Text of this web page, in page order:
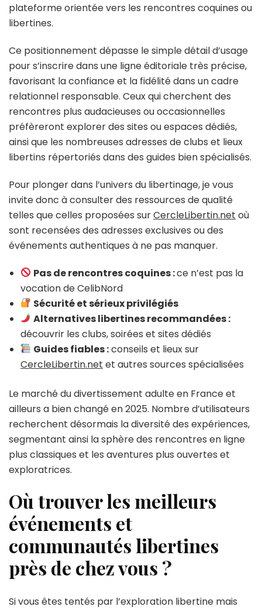
plateforme orientée vers les rencontres coquines ou
libertines.
Ce positionnement dépasse le simple détail d’usage
pour s’inscrire dans une ligne éditoriale très précise,
favorisant la confiance et la fidélité dans un cadre
relationnel responsable. Ceux qui cherchent des
rencontres plus audacieuses ou occasionnelles
préfèreront explorer des sites ou espaces dédiés,
ainsi que les nombreuses adresses de clubs et lieux
libertins répertoriés dans des guides bien spécialisés.
Pour plonger dans l’univers du libertinage, je vous
invite donc à consulter des ressources de qualité
telles que celles proposées surCercleLibertin.net où
sont recensées des adresses exclusives ou des
événements authentiques à ne pas manquer.
Pas de rencontres coquines :ce n’est pas la
vocation de CelibNord
Sécurité et sérieux privilégiés
Alternatives libertines recommandées :
découvrir les clubs, soirées et sites dédiés
Guides fiables :conseils et lieux sur
CercleLibertin.net et autres sources spécialisées
Le marché du divertissement adulte en France et
ailleurs a bien changé en 2025. Nombre d’utilisateurs
recherchent désormais la diversité des expériences,
segmentant ainsi la sphère des rencontres en ligne
plus classiques et les aventures plus ouvertes et
exploratrices.
Où trouver les meilleurs
événements et
communautés libertines
près de chez vous ?
Si vous êtes tentés par l’exploration libertine mais